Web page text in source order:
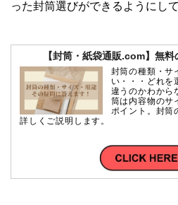
った封筒選びができるようにし
【封筒・紙袋通販.com】無
封筒の種類・サ
い・・・どれを
違うのかわから
筒は内容物のサ
ポイント。封筒
詳しくご説明します。